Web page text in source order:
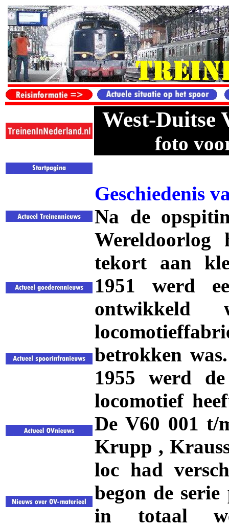
West-Duitse
foto
Geschiedenis
Na de
tekort aan
1951 werd
ontwikkeld
betrokken
1955 werd
locomotief
De V60 001 t/
Krupp ,
loc had
begon de
in totaal